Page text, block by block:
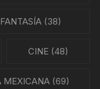
(38)
CINE(48)
MEXICANA (69)